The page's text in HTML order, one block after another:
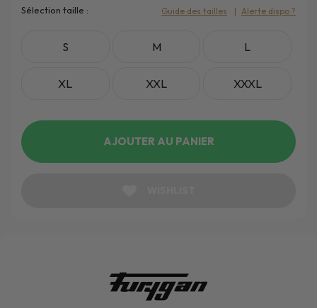
Sélection taille :
S M L
XL XXL XXXL
Guide des tailles Alerte dispo ?
AJOUTER AU PANIER